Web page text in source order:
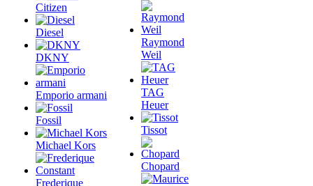
Citizen
Diesel
DKNY
Emporio armani
Fossil
Michael Kors
Frederique
Raymond
Weil
TAG
Heuer
Tissot
Chopard